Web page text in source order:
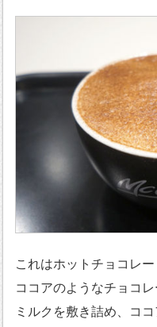
これはホットチョコレ
ココアのようなチョコ
ミルクを敷き詰め、コ